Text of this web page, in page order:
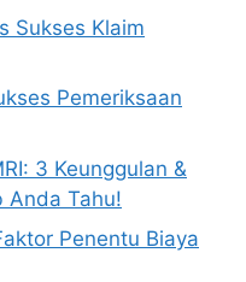
Sukses Klaim
Pemeriksaan
3 Keunggulan &
Anda Tahu!
Penentu Biaya